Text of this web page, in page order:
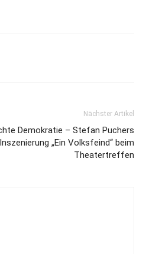
Nächster Artikel
Demokratie – Stefan Puchers
Inszenierung „Ein Volksfeind“ beim
Theatertreffen